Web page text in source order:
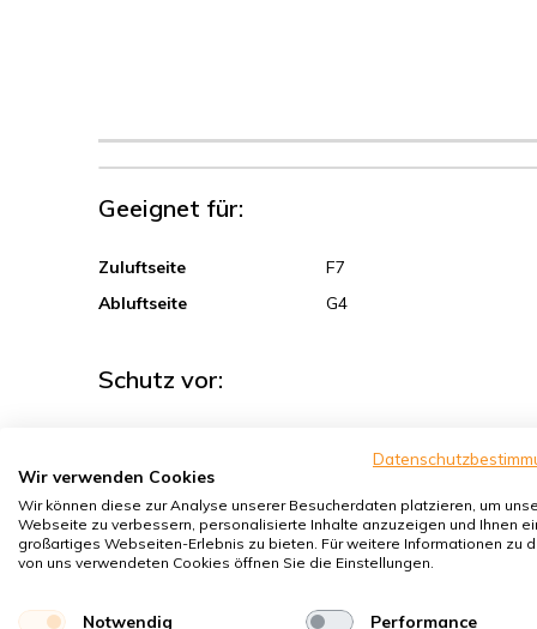
Geeignet für:
Zuluftseite
F7
Abluftseite
G4
Schutz vor:
Sporen, Pollen
Hausstaubmilben
Bakterien, Smog
Wir verwenden Cookies
Wir können diese zur Analyse unserer Besucherdaten platzieren, um
Webseite zu verbessern, personalisierte Inhalte anzuzeigen und Ihnen
großartiges Webseiten-Erlebnis zu bieten. Für weitere Informationen zu
von uns verwendeten Cookies öffnen Sie die Einstellungen.
Notwendig Performance